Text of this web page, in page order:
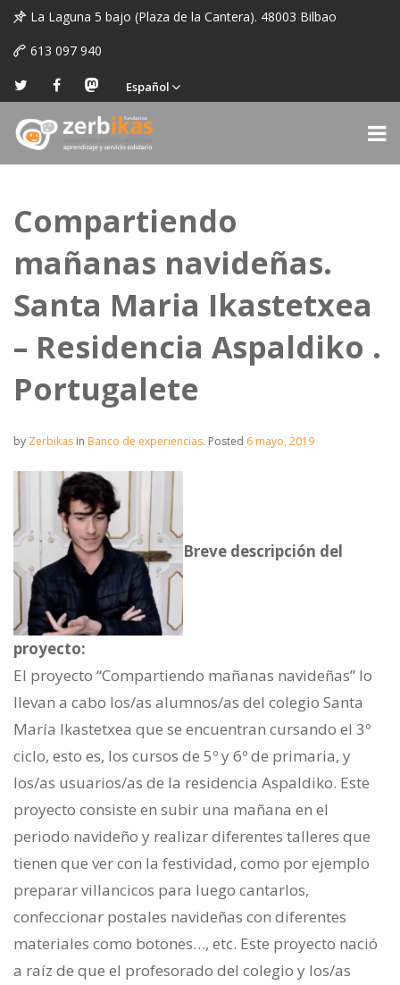
La Laguna 5 bajo (Plaza de la Cantera). 48003 Bilbao
613 097 940
Español
Compartiendo
mañanas navideñas.
Santa Maria Ikastetxea
– Residencia Aspaldiko .
Portugalete
by Zerbikas in Banco de experiencias. Posted 6 mayo, 2019
Breve descripción del
proyecto:
El proyecto “Compartiendo mañanas navideñas” lo
llevan a cabo los/as alumnos/as del colegio Santa
María Ikastetxea que se encuentran cursando el 3º
ciclo, esto es, los cursos de 5º y 6º de primaria, y
los/as usuarios/as de la residencia Aspaldiko. Este
proyecto consiste en subir una mañana en el
periodo navideño y realizar diferentes talleres que
tienen que ver con la festividad, como por ejemplo
preparar villancicos para luego cantarlos,
confeccionar postales navideñas con diferentes
materiales como botones…, etc. Este proyecto nació
a raíz de que el profesorado del colegio y los/as